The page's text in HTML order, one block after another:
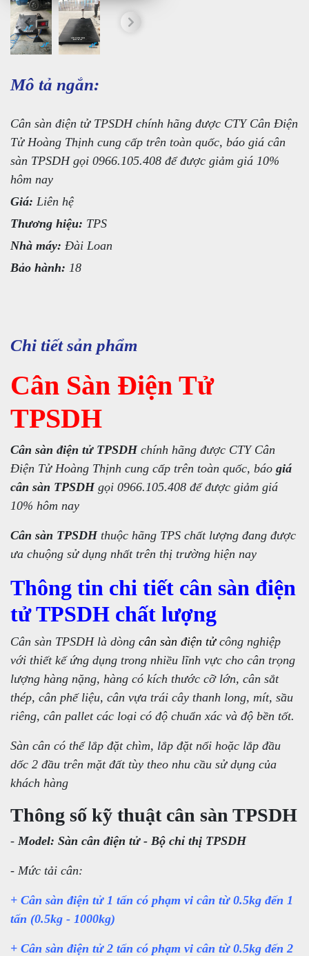
Mô tả ngắn:
Cân sàn điện tử TPSDH chính hãng được CTY Cân Điện
Tử Hoàng Thịnh cung cấp trên toàn quốc, báo giá cân
sàn TPSDH gọi 0966.105.408 để được giảm giá 10%
hôm nay
Giá: Liên hệ
Thương hiệu: TPS
Nhà máy: Đài Loan
Bảo hành: 18
Chi tiết sản phẩm
Cân Sàn Điện Tử
TPSDH
Cân sàn điện tử TPSDH chính hãng được CTY Cân
Điện Tử Hoàng Thịnh cung cấp trên toàn quốc, báo giá
cân sàn TPSDHgọi 0966.105.408 để được giảm giá
10% hôm nay
Cân sàn TPSDH thuộc hãng TPS chất lượng đang được
ưa chuộng sử dụng nhất trên thị trường hiện nay
Thông tin chi tiết cân sàn điện
tử TPSDH chất lượng
Cân sàn TPSDH là dòng cân sàn điện tửcông nghiệp
với thiết kế ứng dụng trong nhiều lĩnh vực cho cân trọng
lượng hàng nặng, hàng có kích thước cỡ lớn, cân sắt
thép, cân phế liệu, cân vựa trái cây thanh long, mít, sầu
riêng, cân pallet các loại có độ chuẩn xác và độ bền tốt.
Sàn cân có thể lắp đặt chìm, lắp đặt nổi hoặc lắp đầu
dốc 2 đầu trên mặt đất tùy theo nhu cầu sử dụng của
khách hàng
Thông số kỹ thuật cân sàn TPSDH
- Model: Sàn cân điện tử - Bộ chỉ thị TPSDH
- Mức tải cân:
+ Cân sàn điện tử 1 tấn có phạm vi cân từ 0.5kg đến 1
tấn (0.5kg - 1000kg)
+ Cân sàn điện tử 2 tấn có phạm vi cân từ 0.5kg đến 2